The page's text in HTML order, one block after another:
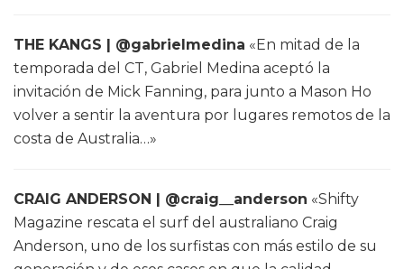
THE KANGS | @gabrielmedina «En mitad de la
temporada del CT, Gabriel Medina aceptó la
invitación de Mick Fanning, para junto a Mason Ho
volver a sentir la aventura por lugares remotos de la
costa de Australia…»
CRAIG ANDERSON | @craig__anderson «Shifty
Magazine rescata el surf del australiano Craig
Anderson, uno de los surfistas con más estilo de su